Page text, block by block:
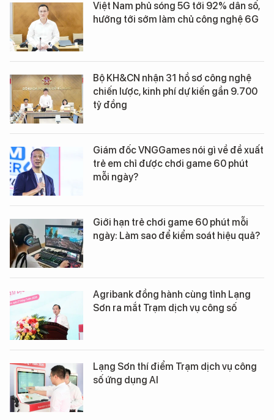
Việt Nam phủ sóng 5G tới 92% dân số,
hướng tới sớm làm chủ công nghệ 6G
Bộ KH&CN nhận 31 hồ sơ công nghệ
chiến lược, kinh phí dự kiến gần 9.700
tỷ đồng
Giám đốc VNGGames nói gì về đề xuất
trẻ em chỉ được chơi game 60 phút
mỗi ngày?
Giới hạn trẻ chơi game 60 phút mỗi
ngày: Làm sao để kiểm soát hiệu quả?
Agribank đồng hành cùng tỉnh Lạng
Sơn ra mắt Trạm dịch vụ công số
Lạng Sơn thí điểm Trạm dịch vụ công
số ứng dụng AI